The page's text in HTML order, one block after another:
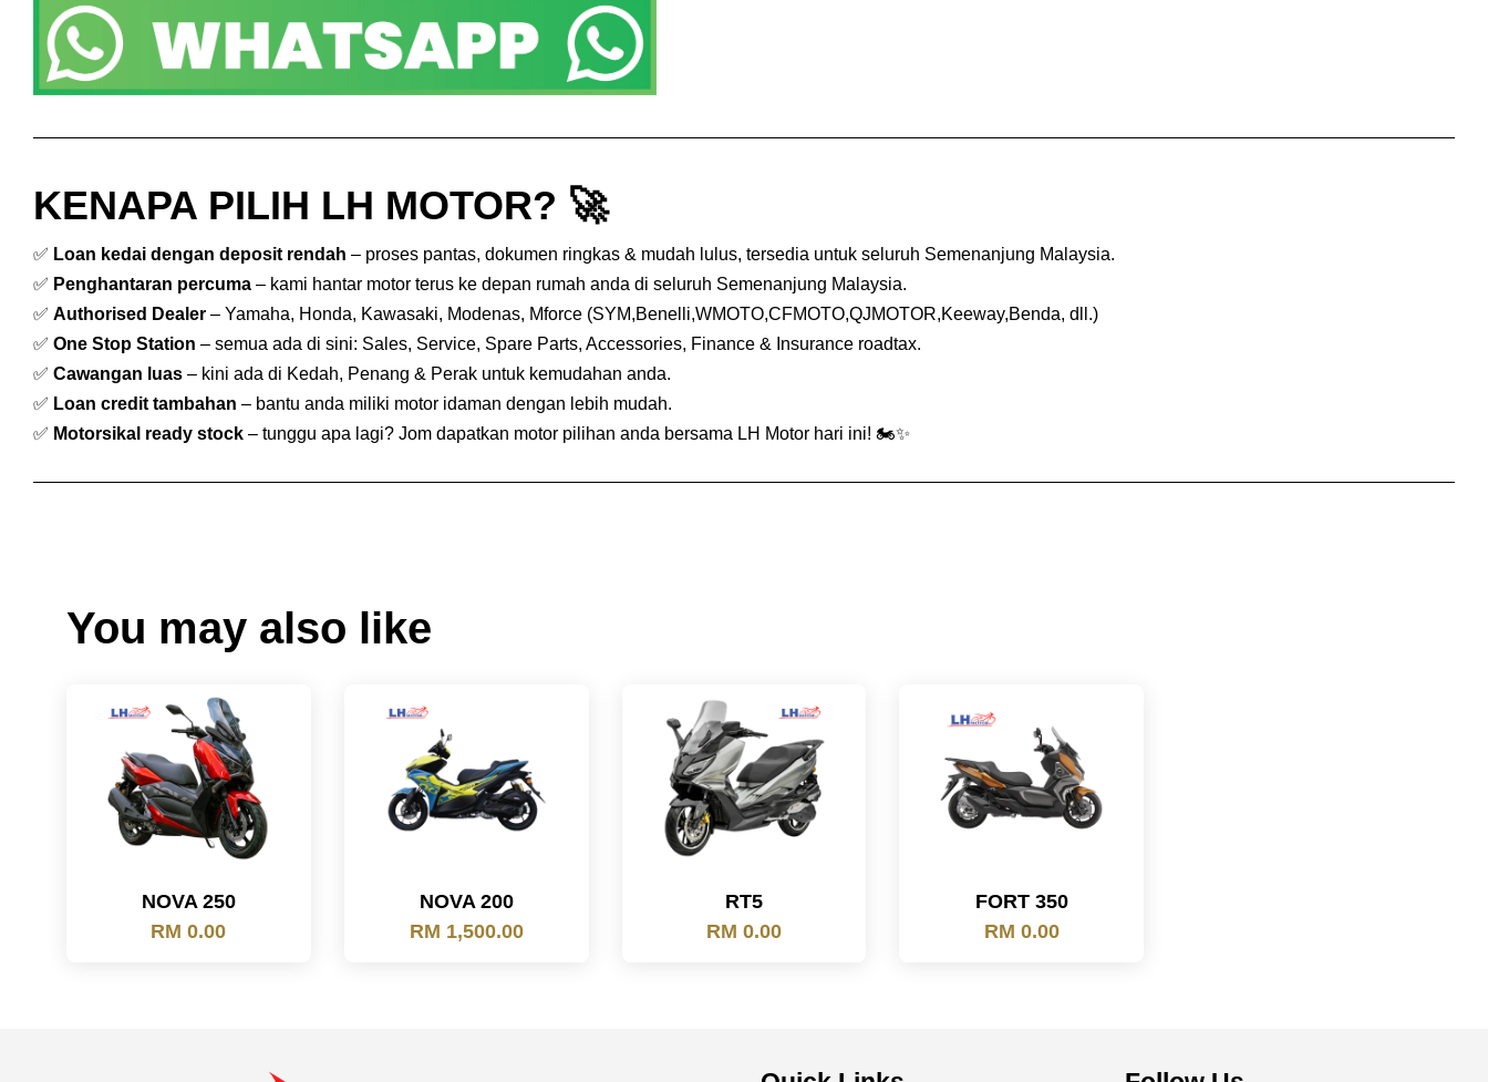
KENAPA PILIH LH MOTOR? 🚀
✅ Loan kedai dengan deposit rendah – proses pantas, dokumen ringkas & mudah lulus, tersedia untuk seluruh Semenanjung Malaysia.
✅ Penghantaran percuma – kami hantar motor terus ke depan rumah anda di seluruh Semenanjung Malaysia.
✅ Authorised Dealer – Yamaha, Honda, Kawasaki, Modenas, Mforce (SYM,Benelli,WMOTO,CFMOTO,QJMOTOR,Keeway,Benda, dll.)
✅ One Stop Station – semua ada di sini: Sales, Service, Spare Parts, Accessories, Finance & Insurance roadtax.
✅ Cawangan luas – kini ada di Kedah, Penang & Perak untuk kemudahan anda.
✅ Loan credit tambahan – bantu anda miliki motor idaman dengan lebih mudah.
✅ Motorsikal ready stock – tunggu apa lagi? Jom dapatkan motor pilihan anda bersama LH Motor hari ini! 🏍️✨
You may also like
NOVA 250
RM 0.00
NOVA 200
RM 1,500.00
RT5
RM 0.00
FORT 350
RM 0.00